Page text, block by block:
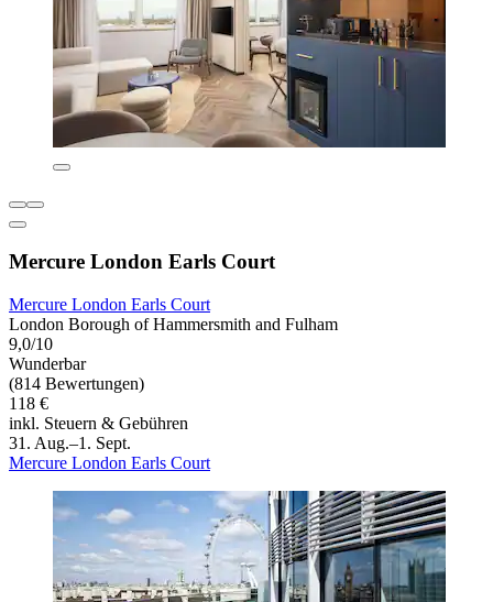
Mercure London Earls Court
Mercure London Earls Court
London Borough of Hammersmith and Fulham
9,0/10
Wunderbar
(814 Bewertungen)
118 €
inkl. Steuern & Gebühren
31. Aug.–1. Sept.
Mercure London Earls Court